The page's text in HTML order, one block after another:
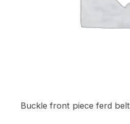
Buckle front piece ferd belt